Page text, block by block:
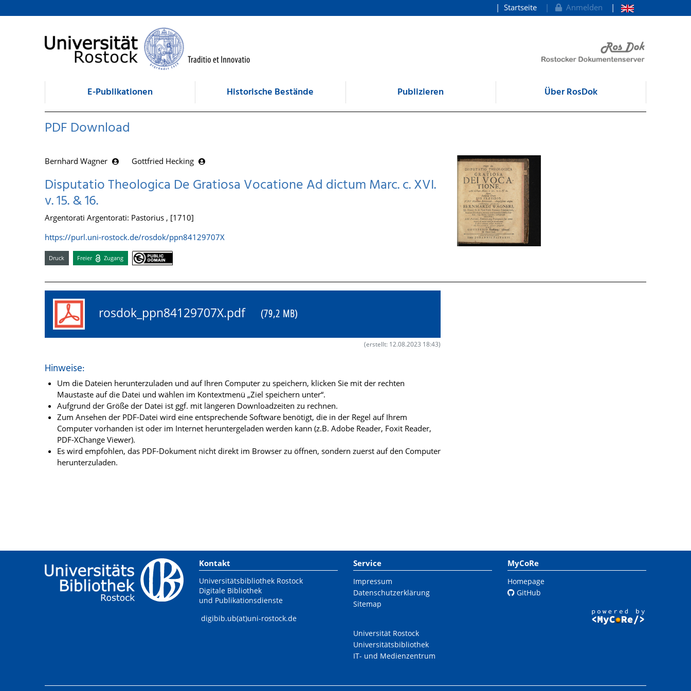
zum Inhalt
Startseite Anmelden
E-Publikationen Historische Bestände Publizieren Über RosDok
PDF Download
Bernhard Wagner Gottfried Hecking
Disputatio Theologica De Gratiosa Vocatione Ad dictum Marc. c. XVI.
v. 15. & 16.
Argentorati Argentorati: Pastorius , [1710]
https://purl.uni-rostock.de/rosdok/ppn84129707X
Druck Freier Zugang
rosdok_ppn84129707X.pdf (79,2 MB)
(erstellt: 12.08.2023 18:43)
Hinweise:
Um die Dateien herunterzuladen und auf Ihren Computer zu speichern, klicken Sie mit der rechten
Maustaste auf die Datei und wählen im Kontextmenü „Ziel speichern unter“.
Aufgrund der Größe der Datei ist ggf. mit längeren Downloadzeiten zu rechnen.
Zum Ansehen der PDF-Datei wird eine entsprechende Software benötigt, die in der Regel auf Ihrem
Computer vorhanden ist oder im Internet heruntergeladen werden kann (z.B. Adobe Reader, Foxit Reader,
PDF-XChange Viewer).
Es wird empfohlen, das PDF-Dokument nicht direkt im Browser zu öffnen, sondern zuerst auf den Computer
herunterzuladen.
Kontakt
Universitätsbibliothek Rostock
Digitale Bibliothek
und Publikationsdienste
digibib.ub(at)uni-rostock.de
Service
Impressum
Datenschutzerklärung
Sitemap
Universität Rostock
Universitätsbibliothek
IT- und Medienzentrum
MyCoRe
Homepage
GitHub